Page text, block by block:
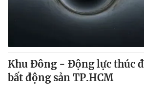
Thị trường 24h Tấm lòng
VTV4
VTV9 VTV8
Khu Đông - Động lực thúc
bất động sản TP.HCM